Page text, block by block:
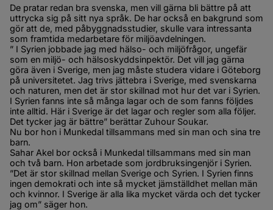
De pratar redan bra svenska, men vill gärna bli bättre på att
uttrycka sig på sitt nya språk. De har också en bakgrund som
gör att de, med påbyggnadsstudier, skulle vara intressanta
som framtida medarbetare för miljöavdelningen.
” I Syrien jobbade jag med hälso- och miljöfrågor, ungefär
som en miljö- och hälsoskyddsinpektör. Det vill jag gärna
göra även i Sverige, men jag måste studera vidare i Göteborg
på universitetet. Jag trivs jättebra i Sverige, med svenskarna
och naturen, men det är stor skillnad mot hur det var i Syrien.
I Syrien fanns inte så många lagar och de som fanns följdes
inte alltid. Här i Sverige är det lagar och regler som alla följer.
Det tycker jag är bättre” berättar Zuhour Soukar.
Nu bor hon i Munkedal tillsammans med sin man och sina tre
barn.
Sahar Akel bor också i Munkedal tillsammans med sin man
och två barn. Hon arbetade som jordbruksingenjör i Syrien.
”Det är stor skillnad mellan Sverige och Syrien. I Syrien finns
ingen demokrati och inte så mycket jämställdhet mellan män
och kvinnor. I Sverige är alla lika mycket värda och det tycker
jag om” säger hon.